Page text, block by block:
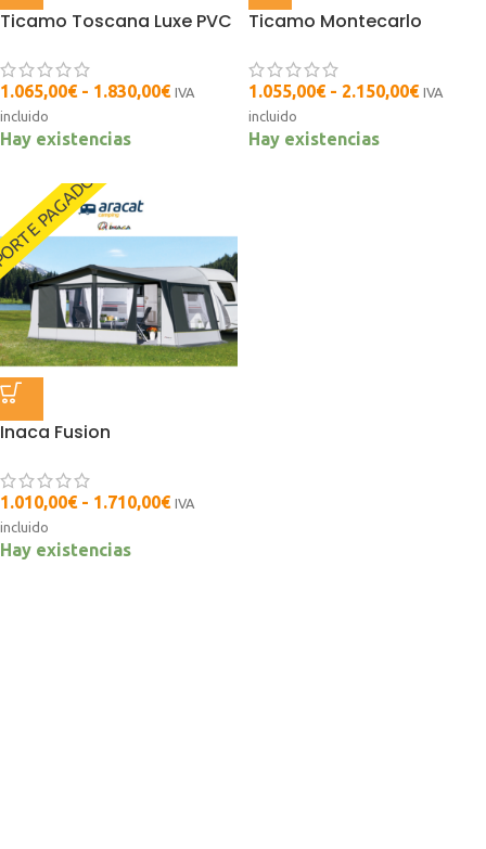
Ticamo Toscana Luxe PVC
1.065,00€ - 1.830,00€ IVA
incluido
Hay existencias
Ticamo Montecarlo
1.055,00€ - 2.150,00€ IVA
incluido
Hay existencias
PAGADO
Inaca Fusion
1.010,00€ - 1.710,00€ IVA
incluido
Hay existencias